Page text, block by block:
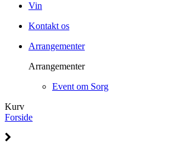
Vin
Kontakt os
Arrangementer
Arrangementer
Event om Sorg
Kurv
Forside